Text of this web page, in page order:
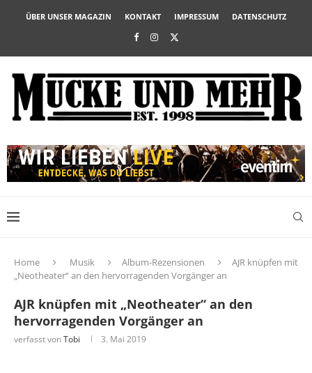
ÜBER UNSER MAGAZIN KONTAKT IMPRESSUM DATENSCHUTZ
Home Musik Album-Rezensionen
AJR knüpfen mit
„Neotheater“ an den hervorragenden Vorgänger an
AJR knüpfen mit „Neotheater“ an den
hervorragenden Vorgänger an
verfasst vonTobi 3. Mai 2019